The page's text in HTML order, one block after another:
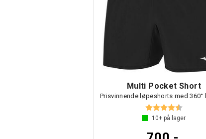
Multi Pocket Short
Prisvinnende løpeshorts med 360°
Karakter: 4.3 av
10+ på lager